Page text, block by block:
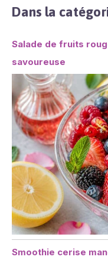
Dans la
Salade de fruits
savoureuse
Smoothie cerise